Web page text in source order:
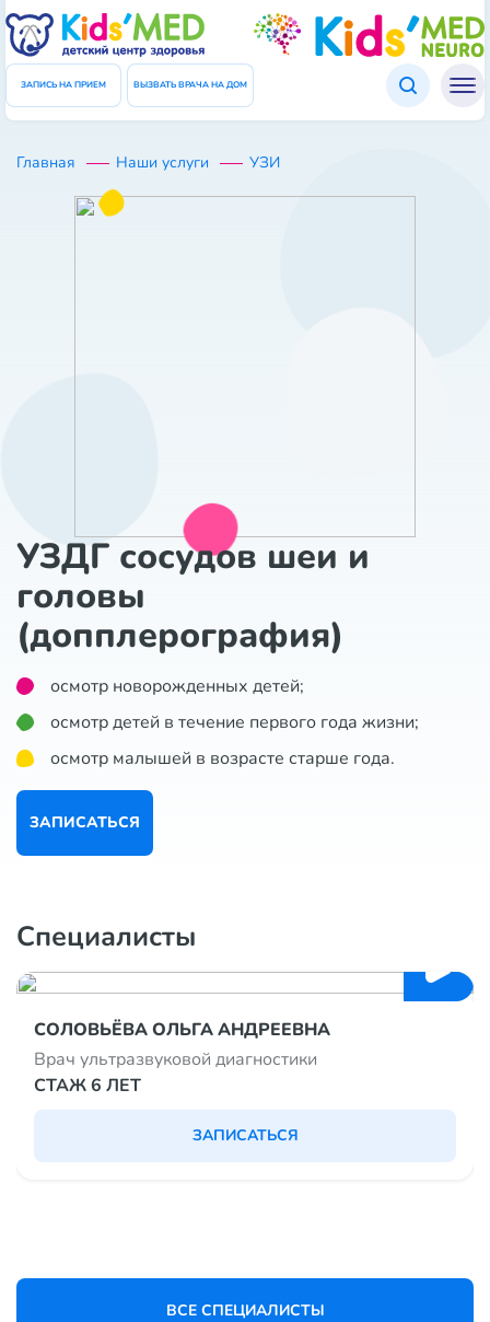
ЗАПИСЬ НА ПРИЕМ ВЫЗВАТЬ ВРАЧА НА ДОМ
Главная Наши услуги УЗИ
УЗДГ сосудов шеи и
головы
(допплерография)
осмотр новорожденных детей;
осмотр детей в течение первого года жизни;
осмотр малышей в возрасте старше года.
ЗАПИСАТЬСЯ
Специалисты
СОЛОВЬЁВА ОЛЬГА АНДРЕЕВНА
Врач ультразвуковой диагностики
СТАЖ 6 ЛЕТ
ЗАПИСАТЬСЯ
ВСЕ СПЕЦИАЛИСТЫ
Подтверждение данных
Введите код который был отправлен Вам в СМС
Код
ПОВТОРНО ОТПРАВИТЬ КОД
ЗАКРЫТЬ